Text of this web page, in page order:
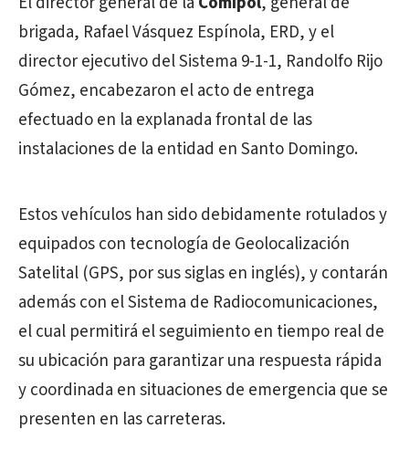
brigada, Rafael Vásquez Espínola, ERD, y el
director ejecutivo del Sistema 9-1-1, Randolfo Rijo
Gómez, encabezaron el acto de entrega
efectuado en la explanada frontal de las
instalaciones de la entidad en Santo Domingo.
Estos vehículos han sido debidamente rotulados y
equipados con tecnología de Geolocalización
Satelital (GPS, por sus siglas en inglés), y contarán
además con el Sistema de Radiocomunicaciones,
el cual permitirá el seguimiento en tiempo real de
su ubicación para garantizar una respuesta rápida
y coordinada en situaciones de emergencia que se
presenten en las carreteras.